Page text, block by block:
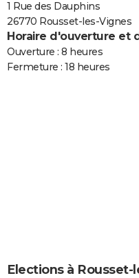
1 Rue des Dauphins
26770 Rousset-les-Vignes
Horaire d'ouverture et
Ouverture : 8 heures
Fermeture : 18 heures
Elections à Rousset-